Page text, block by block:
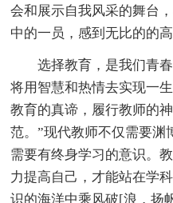
会和展示自我风采的舞台
中的一员，感到无比的的高
选择教育，是我们青
将用智慧和热情去实现一
教育的真谛，履行教师的
范。”现代教师不仅需要渊
需要有终身学习的意识。
力提高自己，才能站在学
识的海洋中乘风破[浪，扬